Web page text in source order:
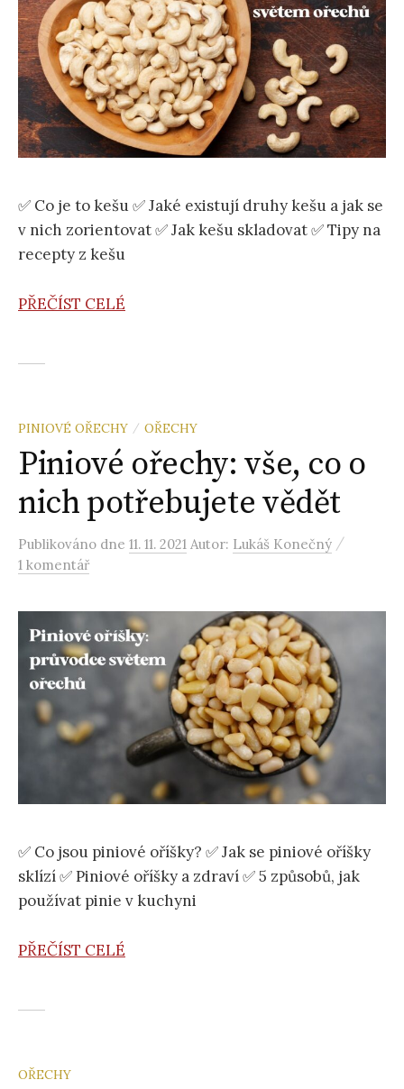
✅ Co je to kešu ✅ Jaké existují druhy kešu a jak se
v nich zorientovat ✅ Jak kešu skladovat ✅ Tipy na
recepty z kešu
PŘEČÍST CELÉ
PINIOVÉ OŘECHY / OŘECHY
Piniové ořechy: vše, co o
nich potřebujete vědět
Publikováno dne 11. 11. 2021 Autor: Lukáš Konečný /
1 komentář
✅ Co jsou piniové oříšky? ✅ Jak se piniové oříšky
sklízí ✅ Piniové oříšky a zdraví ✅ 5 způsobů, jak
používat pinie v kuchyni
PŘEČÍST CELÉ
OŘECHY